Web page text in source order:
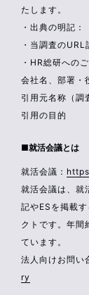
たします。
・出典の明記
・当調査の
・HR総研への
会社名、部署・
引用元名称（調
引用の目的
■就活会議とは
就活会議：
就活会議は、就
記やESを掲載
クトです。年間
ています。
法人向けお問い
ry